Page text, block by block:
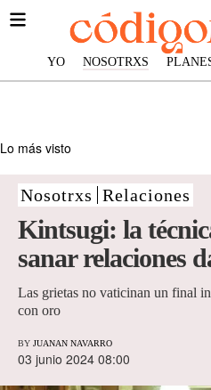
YO NOSOTRXS
Lo más visto
Nosotrxs Relaciones
Kintsugi: la
sanar relaciones
Las grietas no vaticinan un final
con oro
BY JUANAN NAVARRO
03 junio 2024 08:00